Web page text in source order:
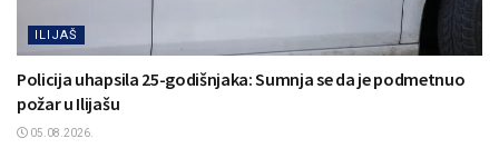
ILIJAŠ
Policija uhapsila 25-godišnjaka: Sumnja se da je podmetnuo
požar u Ilijašu
05.08.2026.